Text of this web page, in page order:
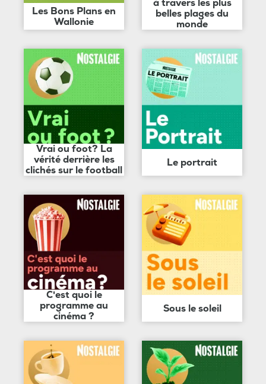
Les Bons Plans en
Wallonie
à travers les plus
belles plages du
monde
Vrai ou foot? La
vérité derrière les
clichés sur le football
Le portrait
C'est quoi le
programme au
cinéma ?
Sous le soleil